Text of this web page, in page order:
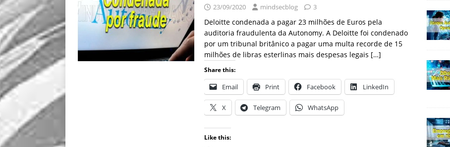
23/09/2020 mindsecblog 3
Deloitte condenada a pagar 23 milhões de Euros pela
auditoria fraudulenta da Autonomy. A Deloitte foi condenado
por um tribunal britânico a pagar uma multa recorde de 15
milhões de libras esterlinas mais despesas legais […]
Share this:
Email Print Facebook LinkedIn
X Telegram WhatsApp
Like this: